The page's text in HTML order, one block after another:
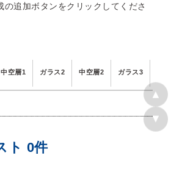
の追加ボタンをクリックしてくださ
中空層1 ガラス2 中空層2
ガラス3
ト 0件
▲
▼